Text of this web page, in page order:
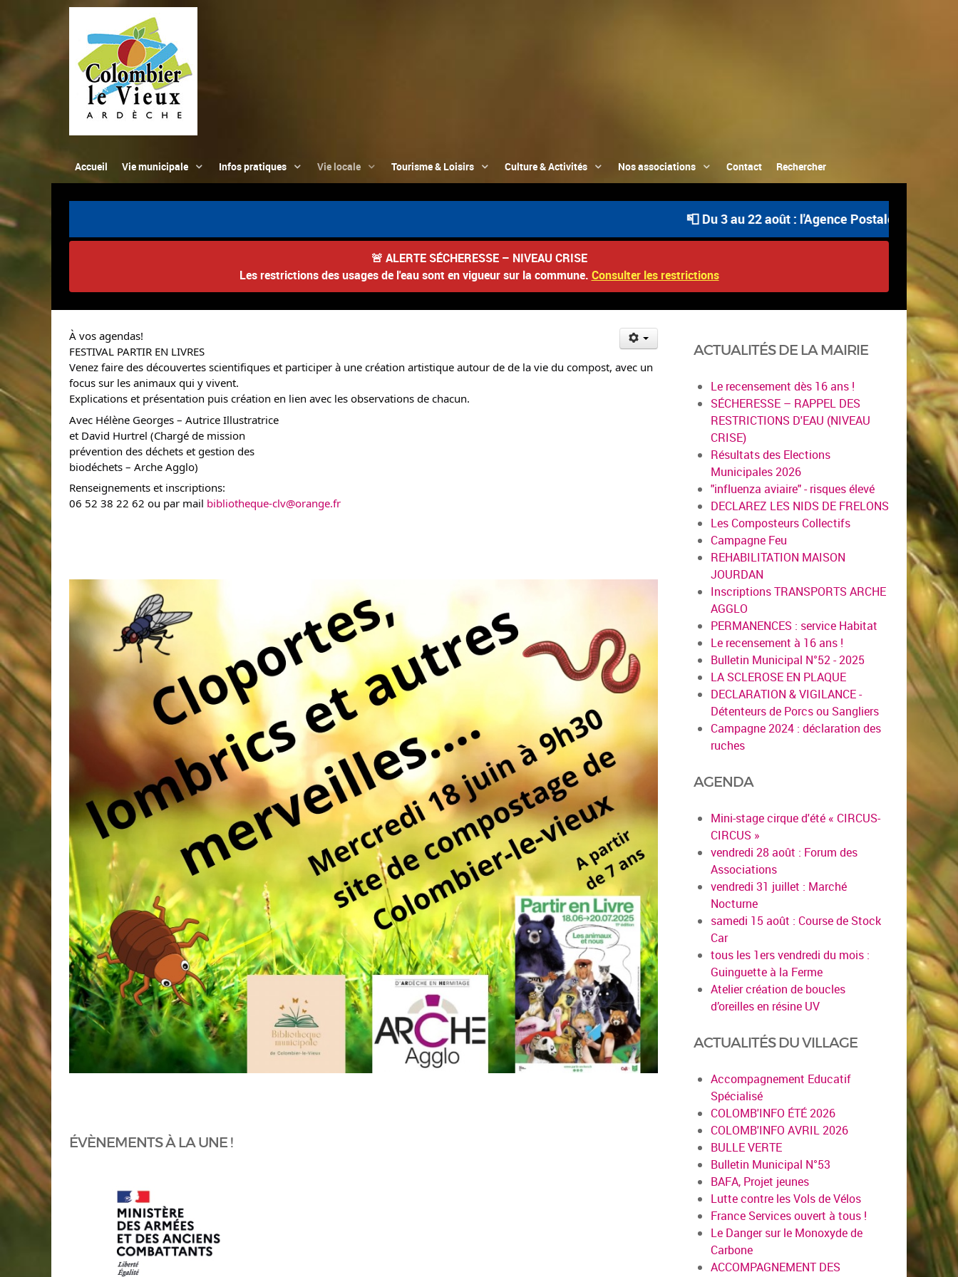
Accueil Vie municipale Infos pratiques Vie locale Tourisme & Loisirs Culture & Activités Nos associations Contact Rechercher
📮 Du 3 au 22 août : l'Agence Postale Communale
🚨 ALERTE SÉCHERESSE – NIVEAU CRISE
Les restrictions des usages de l'eau sont en vigueur sur la commune. Consulter les restrictions
À vos agendas!
FESTIVAL PARTIR EN LIVRES
Venez faire des découvertes scientifiques et participer à une création artistique autour de de la vie du compost, avec un
focus sur les animaux qui y vivent.
Explications et présentation puis création en lien avec les observations de chacun.
Avec Hélène Georges – Autrice Illustratrice
et David Hurtrel (Chargé de mission
prévention des déchets et gestion des
biodéchets – Arche Agglo)
Renseignements et inscriptions:
06 52 38 22 62 ou par mail bibliotheque-clv@orange.fr
ÉVÈNEMENTS À LA UNE !
ACTUALITÉS DE LA MAIRIE
Le recensement dès 16 ans !
SÉCHERESSE – RAPPEL DES
RESTRICTIONS D'EAU (NIVEAU
CRISE)
Résultats des Elections
Municipales 2026
"influenza aviaire" - risques élevé
DECLAREZ LES NIDS DE FRELONS
Les Composteurs Collectifs
Campagne Feu
REHABILITATION MAISON
JOURDAN
Inscriptions TRANSPORTS ARCHE
AGGLO
PERMANENCES : service Habitat
Le recensement à 16 ans !
Bulletin Municipal N°52 - 2025
LA SCLEROSE EN PLAQUE
DECLARATION & VIGILANCE -
Détenteurs de Porcs ou Sangliers
Campagne 2024 : déclaration des
ruches
AGENDA
Mini-stage cirque d'été « CIRCUS-
CIRCUS »
vendredi 28 août : Forum des
Associations
vendredi 31 juillet : Marché
Nocturne
samedi 15 août : Course de Stock
Car
tous les 1ers vendredi du mois :
Guinguette à la Ferme
Atelier création de boucles
d’oreilles en résine UV
ACTUALITÉS DU VILLAGE
Accompagnement Educatif
Spécialisé
COLOMB'INFO ÉTÉ 2026
COLOMB'INFO AVRIL 2026
BULLE VERTE
Bulletin Municipal N°53
BAFA, Projet jeunes
Lutte contre les Vols de Vélos
France Services ouvert à tous !
Le Danger sur le Monoxyde de
Carbone
ACCOMPAGNEMENT DES